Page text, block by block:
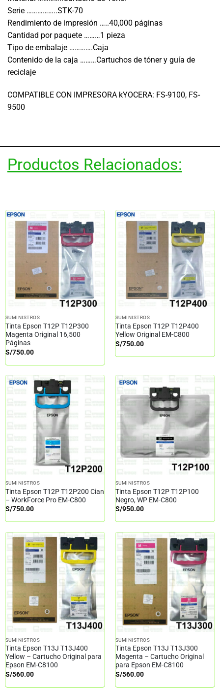
Serie ……………..STK-70
Rendimiento de impresión …..40,000 páginas
Cantidad por paquete ………1 pieza
Tipo de embalaje ………….Caja
Contenido de la caja ………Cartuchos de tóner y guía de
reciclaje
COMPATIBLE CON IMPRESORA kYOCERA: FS-9100, FS-
9500
Productos Relacionados:
SUMINISTROS
Tinta Epson T12P T12P300
Magenta Original 16,500
Páginas
S/750.00
SUMINISTROS
Tinta Epson T12P T12P400
Yellow Original EM-C800
S/750.00
SUMINISTROS
Tinta Epson T12P T12P200 Cian
– WorkForce Pro EM-C800
S/750.00
SUMINISTROS
Tinta Epson T12P T12P100
Negro, WP EM-C800
S/950.00
SUMINISTROS
Tinta Epson T13J T13J400
Yellow – Cartucho Original para
Epson EM-C8100
S/560.00
SUMINISTROS
Tinta Epson T13J T13J300
Magenta – Cartucho Original
para Epson EM-C8100
S/560.00